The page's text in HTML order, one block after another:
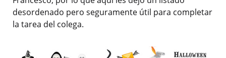
desordenado pero seguramente útil para completar
la tarea del colega.